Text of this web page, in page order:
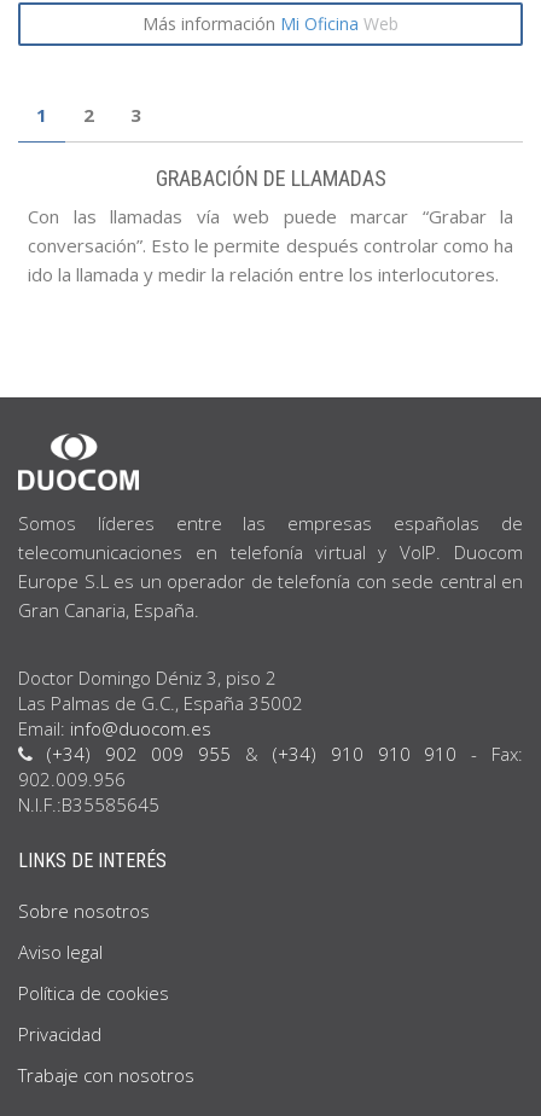
Más información Mi Oficina Web
1 2 3
GRABACIÓN DE LLAMADAS
Con las llamadas vía web puede marcar “Grabar la
conversación”. Esto le permite después controlar como ha
ido la llamada y medir la relación entre los interlocutores.
SOBRE
NOSOTROS
Somos líderes entre las empresas españolas de
telecomunicaciones en telefonía virtual y VoIP. Duocom
Europe S.L es un operador de telefonía con sede central en
Gran Canaria, España.
Doctor Domingo Déniz 3, piso 2
Las Palmas de G.C., España 35002
Email: info@duocom.es
(+34) 902 009 955 & (+34) 910 910 910 - Fax:
902.009.956
N.I.F.:B35585645
LINKS DE INTERÉS
Sobre nosotros
Aviso legal
Política de cookies
Privacidad
Trabaje con nosotros